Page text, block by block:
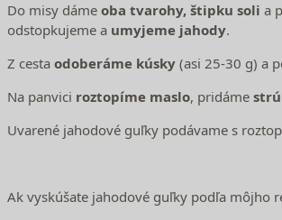
Do misy dáme oba tvarohy, štipku soli a
odstopkujeme a umyjeme jahody.
Z cesta odoberáme kúsky (asi 25-30 g) a
Na panvici roztopíme maslo, pridáme
Uvarené jahodové guľky podávame s
Ak vyskúšate jahodové guľky podľa môjho